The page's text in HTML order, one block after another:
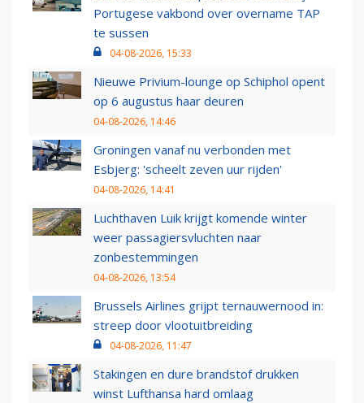
Portugese vakbond over overname TAP
te sussen
04-08-2026, 15:33
Nieuwe Privium-lounge op Schiphol opent
op 6 augustus haar deuren
04-08-2026, 14:46
Groningen vanaf nu verbonden met
Esbjerg: 'scheelt zeven uur rijden'
04-08-2026, 14:41
Luchthaven Luik krijgt komende winter
weer passagiersvluchten naar
zonbestemmingen
04-08-2026, 13:54
Brussels Airlines grijpt ternauwernood in:
streep door vlootuitbreiding
04-08-2026, 11:47
Stakingen en dure brandstof drukken
winst Lufthansa hard omlaag